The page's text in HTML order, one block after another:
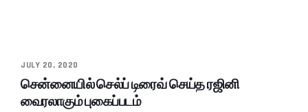
JULY 20, 2020
சென்னையில் செல்ப் டிரைவ் செய்த ரஜினி
வைரலாகும் புகைப்படம்